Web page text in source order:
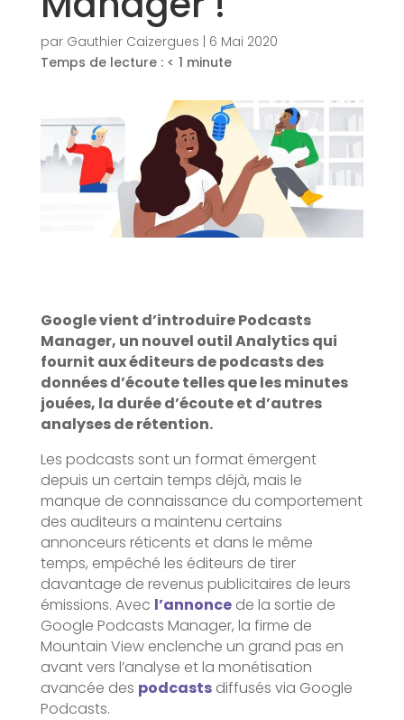
par Gauthier Caizergues
6 Mai 2020
Temps de lecture : < 1 minute
Google vient d’introduire Podcasts
Manager, un nouvel outil Analytics qui
fournit aux éditeurs de podcasts des
données d’écoute telles que les minutes
jouées, la durée d’écoute et d’autres
analyses de rétention.
Les podcasts sont un format émergent
depuis un certain temps déjà, mais le
manque de connaissance du comportement
des auditeurs a maintenu certains
annonceurs réticents et dans le même
temps, empêché les éditeurs de tirer
davantage de revenus publicitaires de leurs
émissions. Avec l’annoncede la sortie de
Google Podcasts Manager, la firme de
Mountain View enclenche un grand pas en
avant vers l’analyse et la monétisation
avancée des podcastsdiffusés via Google
Podcasts.